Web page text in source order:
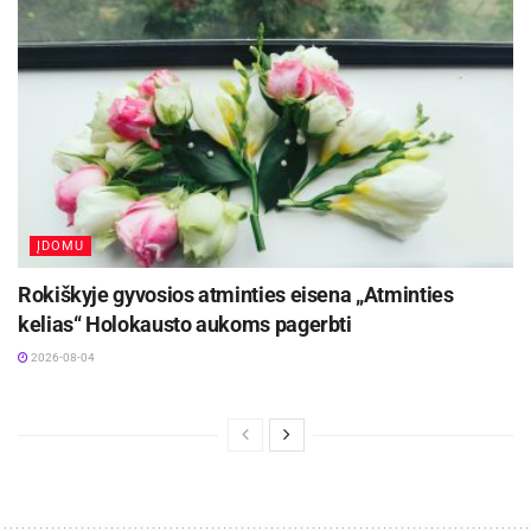
ĮDOMU
Rokiškyje gyvosios atminties eisena „Atminties
kelias“ Holokausto aukoms pagerbti
2026-08-04